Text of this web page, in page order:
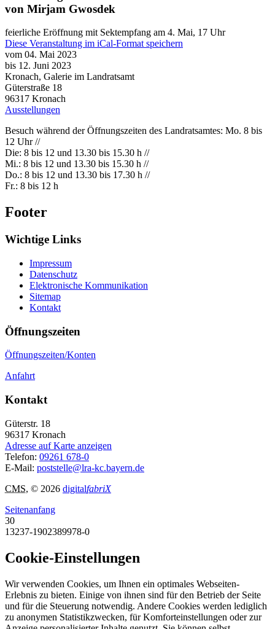
von Mirjam Gwosdek
feierliche Eröffnung mit Sektempfang am 4. Mai, 17 Uhr
Diese Veranstaltung im iCal-Format speichern
vom 04. Mai 2023
bis 12. Juni 2023
Kronach, Galerie im Landratsamt
Güterstraße 18
96317 Kronach
Ausstellungen
Besuch während der Öffnungszeiten des Landratsamtes: Mo. 8 bis
12 Uhr //
Die: 8 bis 12 und 13.30 bis 15.30 h //
Mi.: 8 bis 12 und 13.30 bis 15.30 h //
Do.: 8 bis 12 und 13.30 bis 17.30 h //
Fr.: 8 bis 12 h
Footer
Wichtige Links
Impressum
Datenschutz
Elektronische Kommunikation
Sitemap
Kontakt
Öffnungszeiten
Öffnungszeiten/Konten
Anfahrt
Kontakt
Güterstr. 18
96317 Kronach
Adresse auf Karte anzeigen
Telefon: 09261 678-0
E-Mail: poststelle@lra-kc.bayern.de
CMS, © 2026 digitalfabriX
Seitenanfang
30
13237-1902389978-0
Cookie-Einstellungen
Wir verwenden Cookies, um Ihnen ein optimales Webseiten-
Erlebnis zu bieten. Einige von ihnen sind für den Betrieb der Seite
und für die Steuerung notwendig. Andere Cookies werden lediglich
zu anonymen Statistikzwecken, für Komforteinstellungen oder zur